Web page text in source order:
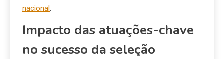
nacional.
Impacto das atuações-chave
no sucesso da seleção